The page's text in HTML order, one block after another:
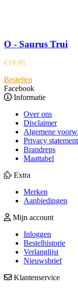
O - Saurus Trui
€19,95
Bestellen
Facebook
Informatie
Over ons
Disclaimer
Algemene
Privacy statement
Brandreps
Maattabel
Extra
Merken
Aanbiedingen
Mijn account
Inloggen
Bestelhistorie
Verlanglijst
Nieuwsbrief
Klantenservice